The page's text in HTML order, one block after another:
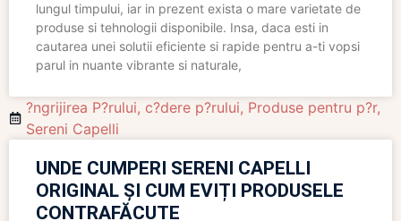
lungul timpului, iar in prezent exista o mare varietate de
produse si tehnologii disponibile. Insa, daca esti in
cautarea unei solutii eficiente si rapide pentru a-ti vopsi
parul in nuante vibrante si naturale,
?ngrijirea P?rului, c?dere p?rului, Produse pentru p?r,
Sereni Capelli
UNDE CUMPERI SERENI CAPELLI
ORIGINAL ȘI CUM EVIȚI PRODUSELE
CONTRAFĂCUTE